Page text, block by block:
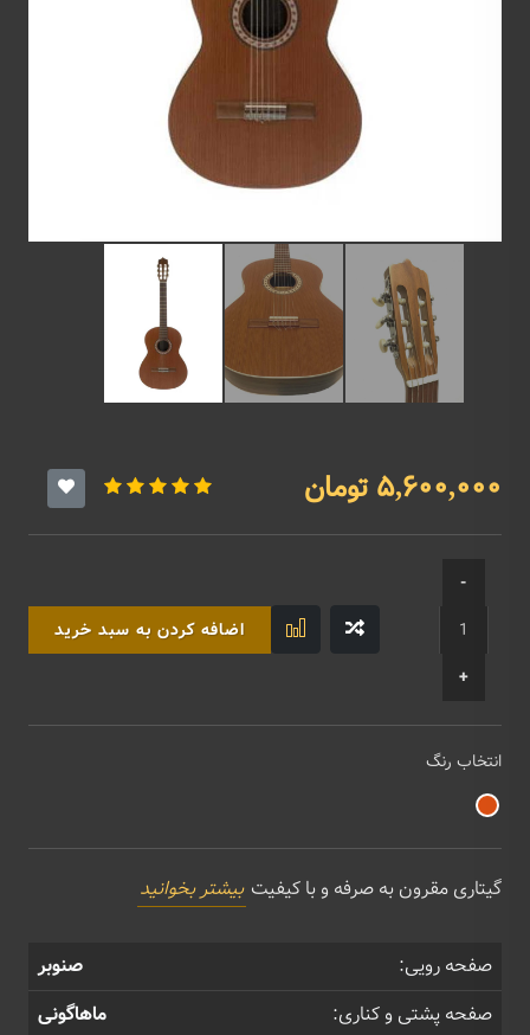
5,600,000 تومان
اضافه کردن به سبد خرید
انتخاب رنگ
گیتاری مقرون به صرفه و با کیفیت بیشتر بخوانید
صفحه رویی:
صنوبر
صفحه پشتی و کناری:
ماهاگونی